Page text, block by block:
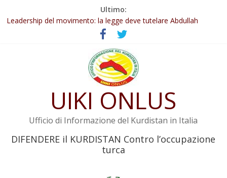
Ultimo:
Abdullah Öcalan: Le legge negativa deve essere trasformata in
legge positiva
Leadership del movimento: la legge deve tutelare Abdullah
Commissione donne del KNK: Şengal è di nuovo sotto minaccia
Non tenere conto della situazione di Rêber Apo ostacolerebbe
Il KNK chiede un’azione internazionale contro i crimini di guerra
UIKI ONLUS
Ufficio di Informazione del Kurdistan in Italia
DIFENDERE il KURDISTAN Contro l’occupazione
turca